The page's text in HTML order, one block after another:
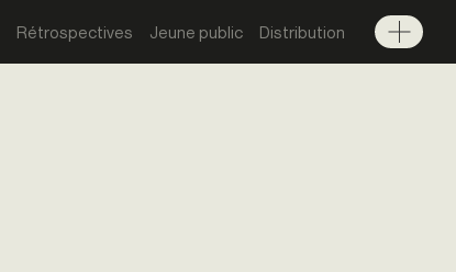
Rétrospectives Jeune public Distribution
Menu